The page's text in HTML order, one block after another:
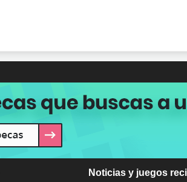
Noticias y juegos